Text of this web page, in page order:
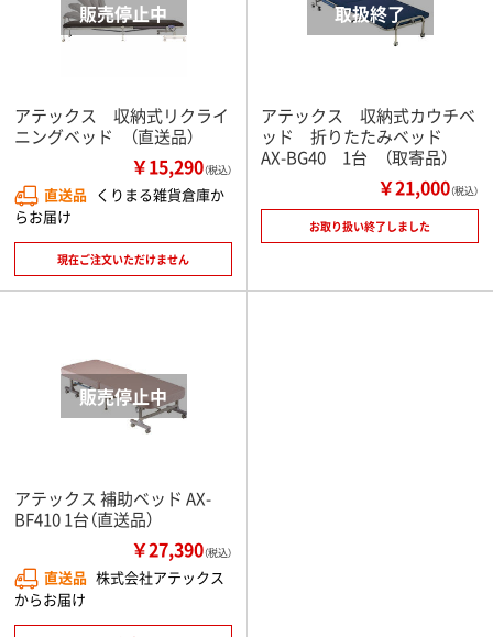
アテックス 収納式リクライ
ニングベッド （直送品）
￥15,290（税込）
直送品 くりまる雑貨倉庫か
らお届け
現在ご注文いただけません
アテックス 収納式カウチベ
ッド 折りたたみベッド
AX-BG40 1台 （取寄品）
￥21,000（税込）
お取り扱い終了しました
アテックス 補助ベッド AX-
BF410 1台（直送品）
￥27,390（税込）
直送品 株式会社アテックス
からお届け